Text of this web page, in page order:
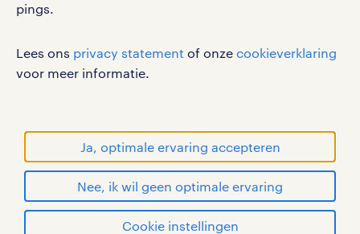
pings.
Lees ons privacy statement of onze cookieverklaring
voor meer informatie.
Ja, optimale ervaring accepteren
Nee, ik wil geen optimale ervaring
Cookie instellingen
sitemap
RANDSTAD, HUMAN FORWARD en SHAPING THE
WORLD OF WORK zijn geregistreerde